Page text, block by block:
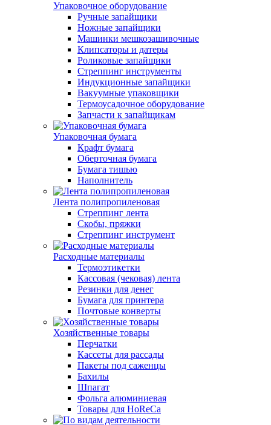
Упаковочное оборудование
Ручные запайщики
Ножные запайщики
Машинки мешкозашивочные
Клипсаторы и датеры
Роликовые запайщики
Стреппинг инструменты
Индукционные запайщики
Вакуумные упаковщики
Термоусадочное оборудование
Запчасти к запайщикам
Упаковочная бумага
Крафт бумага
Оберточная бумага
Бумага тишью
Наполнитель
Лента полипропиленовая
Стреппинг лента
Скобы, пряжки
Стреппинг инструмент
Расходные материалы
Термоэтикетки
Кассовая (чековая) лента
Резинки для денег
Бумага для принтера
Почтовые конверты
Хозяйственные товары
Перчатки
Кассеты для рассады
Пакеты под саженцы
Бахилы
Шпагат
Фольга алюминиевая
Товары для HoReCa